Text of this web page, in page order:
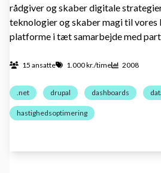
rådgiver og skaber digitale
teknologier og skaber magi til vores
platforme i tæt samarbejde med
15 ansatte 1.000 kr./time 2008
.net drupal dashboards
hastighedsoptimering